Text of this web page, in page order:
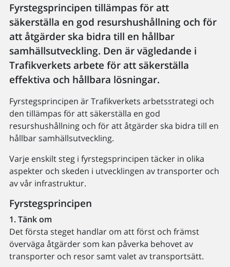
Fyrstegsprincipen tillämpas för att
säkerställa en god resurshushållning och för
att åtgärder ska bidra till en hållbar
samhällsutveckling. Den är vägledande i
Trafikverkets arbete för att säkerställa
effektiva och hållbara lösningar.
Fyrstegsprincipen är Trafikverkets arbetsstrategi och
den tillämpas för att säkerställa en god
resurshushållning och för att åtgärder ska bidra till en
hållbar samhällsutveckling.
Varje enskilt steg i fyrstegsprincipen täcker in olika
aspekter och skeden i utvecklingen av transporter och
av vår infrastruktur.
Fyrstegsprincipen
1. Tänk om
Det första steget handlar om att först och främst
överväga åtgärder som kan påverka behovet av
transporter och resor samt valet av transportsätt.